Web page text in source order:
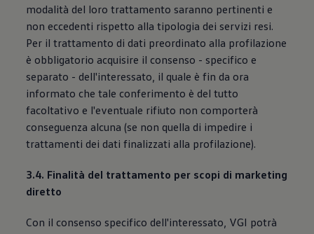
modalità del loro trattamento saranno pertinenti e
non eccedenti rispetto alla tipologia dei servizi resi.
Per il trattamento di dati preordinato alla profilazione
è obbligatorio acquisire il consenso - specifico e
separato - dell'interessato, il quale è fin da ora
informato che tale conferimento è del tutto
facoltativo e l'eventuale rifiuto non comporterà
conseguenza alcuna (se non quella di impedire i
trattamenti dei dati finalizzati alla profilazione).
3.4. Finalità del trattamento per scopi di marketing
diretto
Con il consenso specifico dell'interessato, VGI potrà